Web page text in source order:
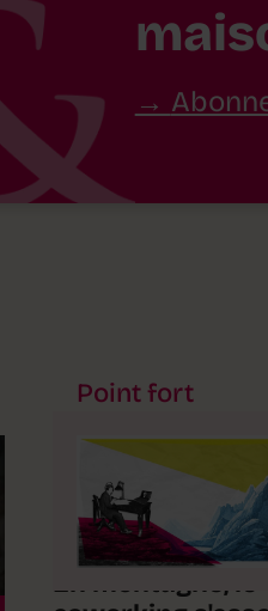
Point fort
En montagne, le